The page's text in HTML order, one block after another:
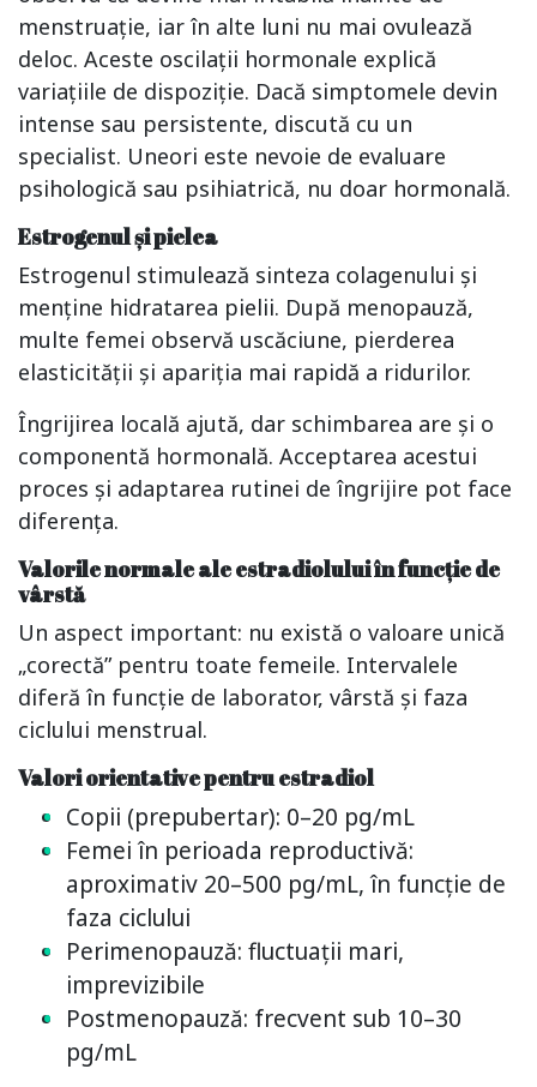
menstruație, iar în alte luni nu mai ovulează
deloc. Aceste oscilații hormonale explică
variațiile de dispoziție. Dacă simptomele devin
intense sau persistente, discută cu un
specialist. Uneori este nevoie de evaluare
psihologică sau psihiatrică, nu doar hormonală.
Estrogenul și pielea
Estrogenul stimulează sinteza colagenului și
menține hidratarea pielii. După menopauză,
multe femei observă uscăciune, pierderea
elasticității și apariția mai rapidă a ridurilor.
Îngrijirea locală ajută, dar schimbarea are și o
componentă hormonală. Acceptarea acestui
proces și adaptarea rutinei de îngrijire pot face
diferența.
Valorile normale ale estradiolului în funcție de
vârstă
Un aspect important: nu există o valoare unică
„corectă” pentru toate femeile. Intervalele
diferă în funcție de laborator, vârstă și faza
ciclului menstrual.
Valori orientative pentru estradiol
Copii (prepubertar): 0–20 pg/mL
Femei în perioada reproductivă:
aproximativ 20–500 pg/mL, în funcție de
faza ciclului
Perimenopauză: fluctuații mari,
imprevizibile
Postmenopauză: frecvent sub 10–30
pg/mL